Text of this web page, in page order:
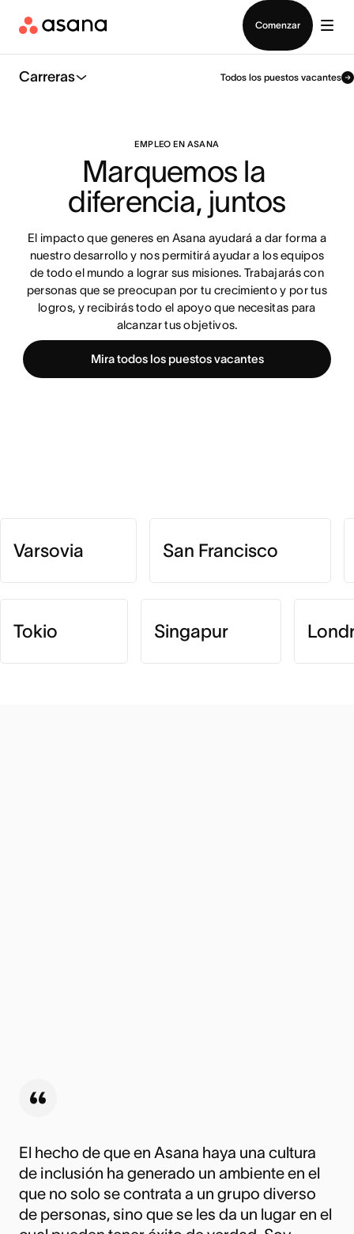
Comenzar
Carreras Todos los puestos vacantes
EMPLEO EN ASANA
Marquemos la
diferencia, juntos
El impacto que generes en Asana ayudará a dar forma a
nuestro desarrollo y nos permitirá ayudar a los equipos
de todo el mundo a lograr sus misiones. Trabajarás con
personas que se preocupan por tu crecimiento y por tus
logros, y recibirás todo el apoyo que necesitas para
alcanzar tus objetivos.
Mira todos los puestos vacantes
Varsovia San Francisco
Tokio Singapur
El hecho de que en Asana haya una cultura
de inclusión ha generado un ambiente en el
que no solo se contrata a un grupo diverso
de personas, sino que se les da un lugar en el